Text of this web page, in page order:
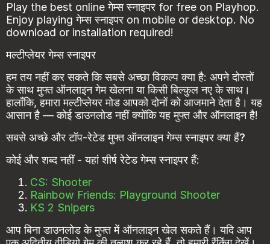
Play the best online गेम्स स्नाइपर for free on Playhop.
Enjoy playing गेम्स स्नाइपर on mobile or desktop. No
download or installation required!
मल्टीप्लेयर गेम्स स्नाइपर
हम तय नहीं कर सकते कि सबसे अच्छा विकल्प क्या है: अपने दोस्तों
के साथ मुफ्त ऑनलाइन गेम खेलना या किसी बिल्कुल नए के साथ।
हालाँकि, हमारा मल्टीप्लेयर मोड आपको दोनों को आजमाने देता है। यह
आसान है — कोई डाउनलोड नहीं क्योंकि यह मुफ्त और ऑनलाइन है!
सबसे अच्छे और टॉप-रेटेड मुफ्त ऑनलाइन गेम्स स्नाइपर क्या हैं?
कोई और शब्द नहीं - यहां शीर्ष रेटेड गेम्स स्नाइपर हैं:
CS: Shooter
Rainbow Friends: Playground Shooter
KS 2 Snipers
आप बिना डाउनलोड के मुफ्त में ऑनलाइन खेल सकते हैं। यदि आप